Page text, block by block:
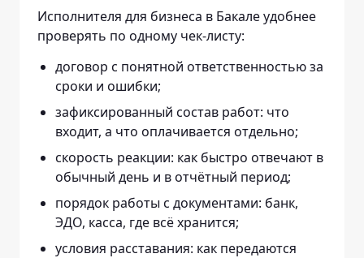
Исполнителя для бизнеса в Бакале удобнее
проверять по одному чек-листу:
договор с понятной ответственностью за
сроки и ошибки;
зафиксированный состав работ: что
входит, а что оплачивается отдельно;
скорость реакции: как быстро отвечают в
обычный день и в отчётный период;
порядок работы с документами: банк,
ЭДО, касса, где всё хранится;
условия расставания: как передаются